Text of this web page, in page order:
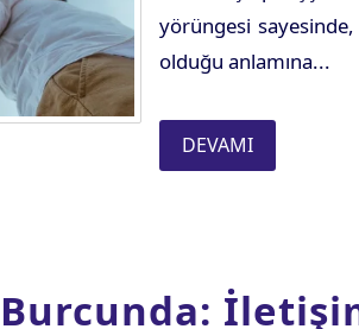
yörüngesi
olduğu anlamına...
DEVAMI